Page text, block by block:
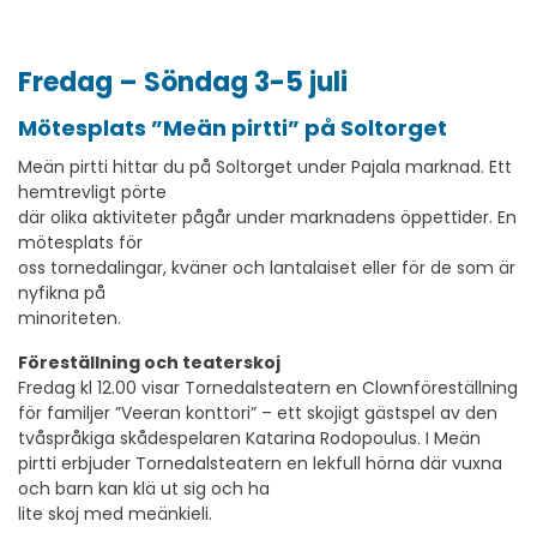
Fredag – Söndag 3-5 juli
Mötesplats ”Meän pirtti” på Soltorget
Meän pirtti hittar du på Soltorget under Pajala marknad. Ett
hemtrevligt pörte
där olika aktiviteter pågår under marknadens öppettider. En
mötesplats för
oss tornedalingar, kväner och lantalaiset eller för de som är
nyfikna på
minoriteten.
Föreställning och teaterskoj
Fredag kl 12.00 visar Tornedalsteatern en Clownföreställning
för familjer ”Veeran konttori” – ett skojigt gästspel av den
tvåspråkiga skådespelaren Katarina Rodopoulus. I Meän
pirtti erbjuder Tornedalsteatern en lekfull hörna där vuxna
och barn kan klä ut sig och ha
lite skoj med meänkieli.